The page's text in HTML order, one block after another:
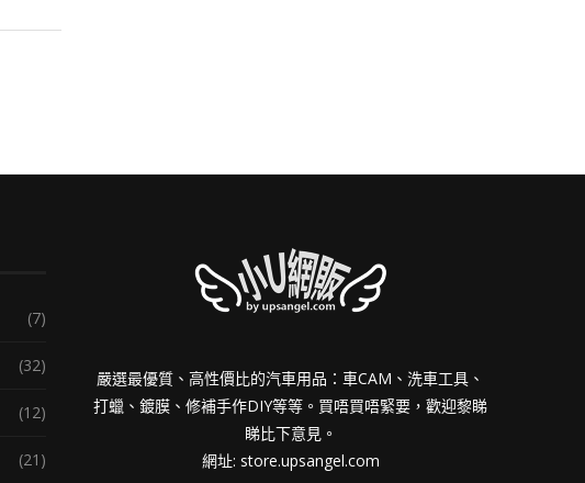
(7)
(32)
(12)
(21)
嚴選最優質、高性價比的汽車用品：車CAM、洗車工具、
打蠟、鍍膜、修補手作DIY等等。買唔買唔緊要，歡迎黎睇
睇比下意見。
網址: store.upsangel.com